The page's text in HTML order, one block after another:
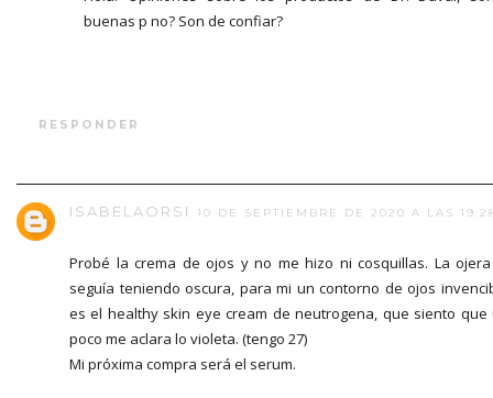
buenas p no? Son de confiar?
RESPONDER
ISABELAORSI 10 DE SEPTIEMBRE DE 2020 A LAS
Probé la crema de ojos y no me hizo ni cosquillas. La
seguía teniendo oscura, para mi un contorno de ojos
es el healthy skin eye cream de neutrogena, que siento que
poco me aclara lo violeta. (tengo 27)
Mi próxima compra será el serum.